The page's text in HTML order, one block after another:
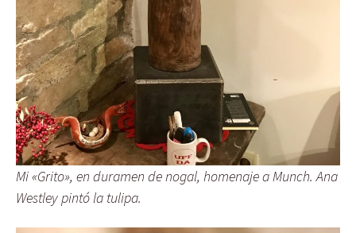
Mi «Grito», en duramen de nogal, homenaje a Munch. Ana
Westley pintó la tulipa.